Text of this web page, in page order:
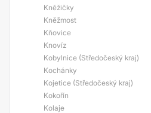
Kněžičky
Kněžmost
Kňovice
Knovíz
Kobylnice (Středočeský kraj)
Kochánky
Kojetice (Středočeský kraj)
Kokořín
Kolaje